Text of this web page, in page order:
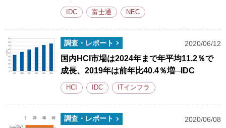
IDC 富士通 NEC
調査・レポート 2020/06/12
国内HCI市場は2024年まで年平均11.2％で
成長、2019年は前年比40.4％増─IDC
HCI IDC ITインフラ
調査・レポート 2020/06/08